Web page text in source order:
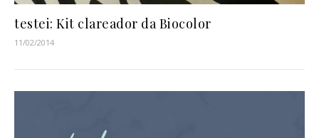
testei: Kit clareador da Biocolor
11/02/2014